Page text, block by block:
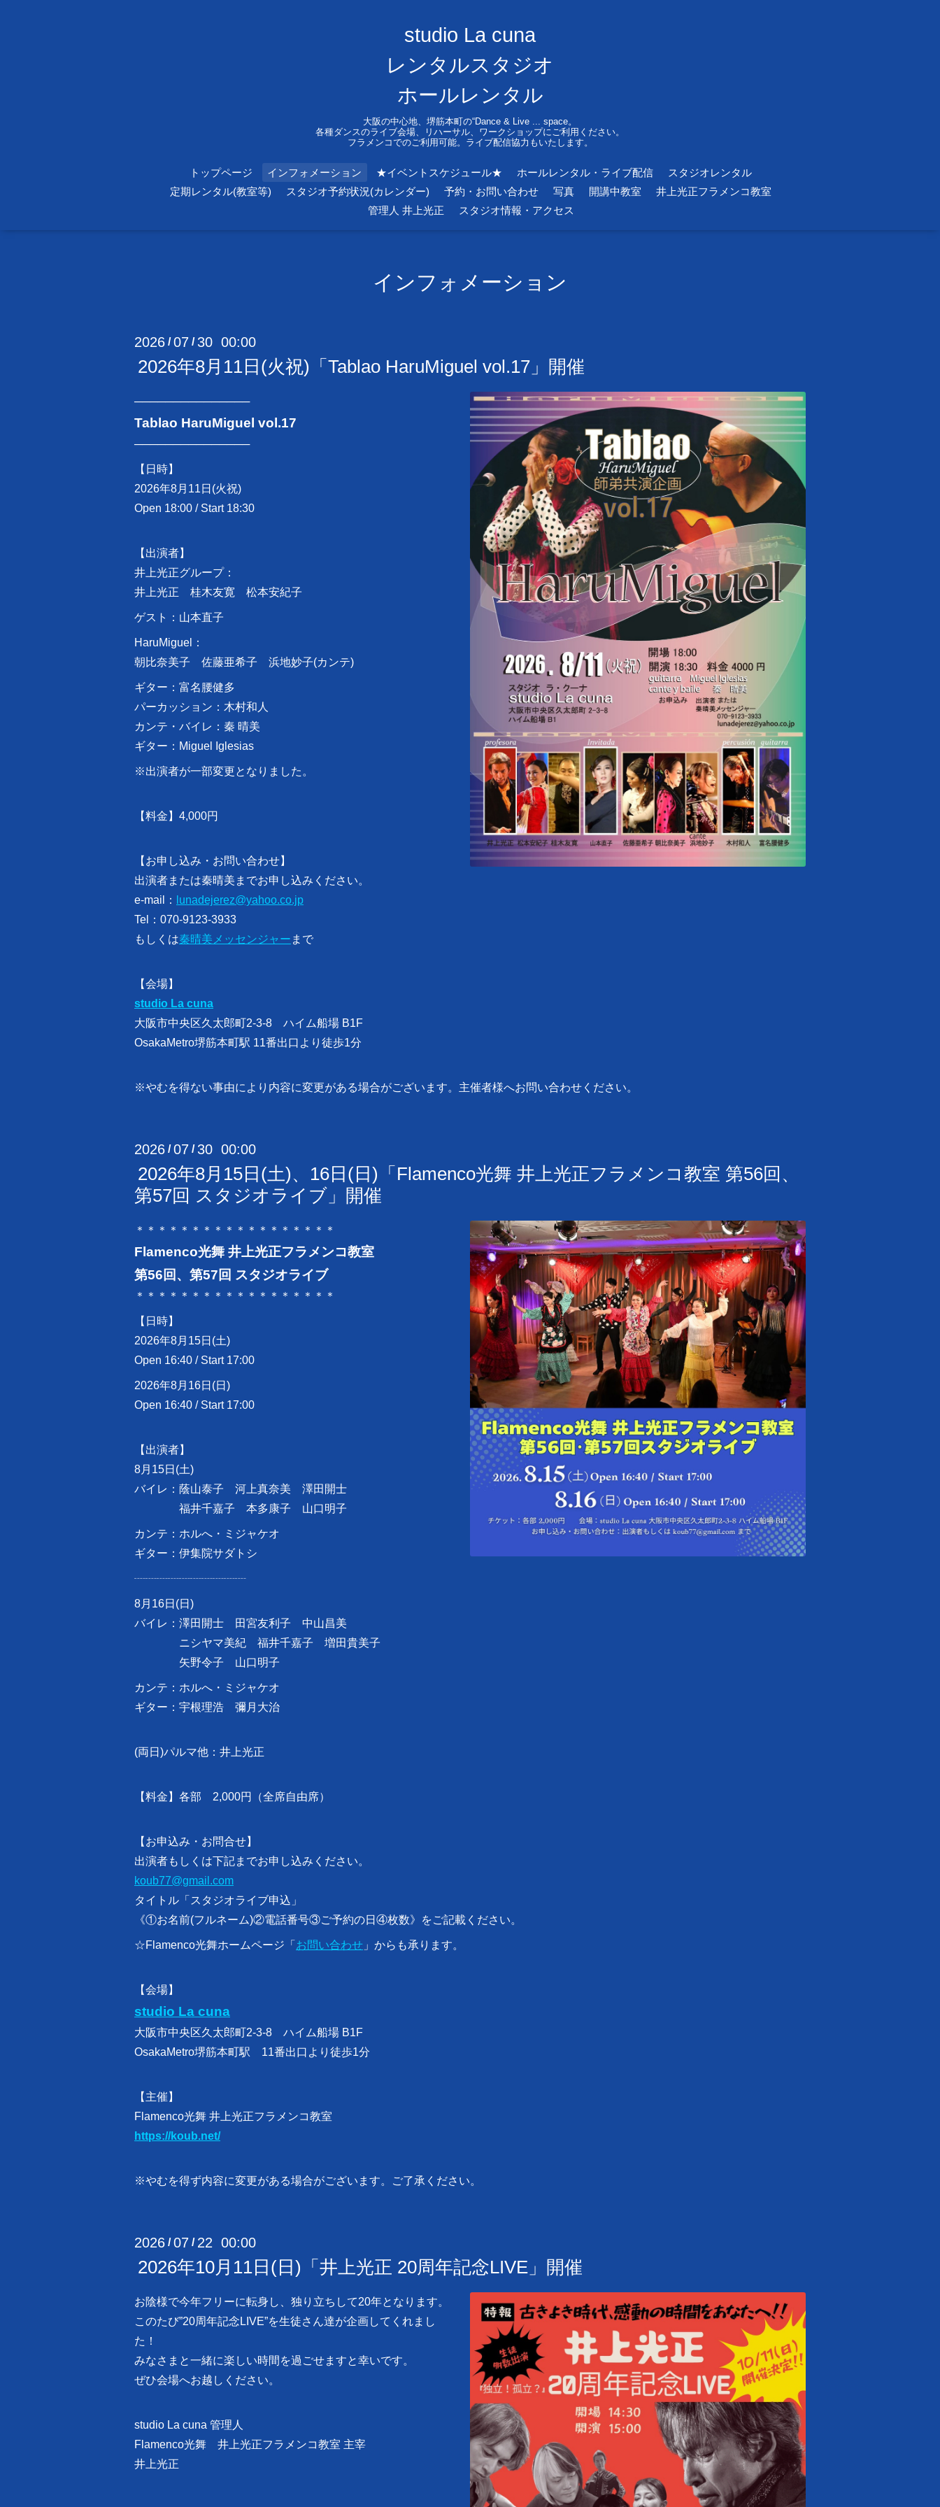
studio La cuna
レンタルスタジオ
ホールレンタル
大阪の中心地、堺筋本町の“Dance & Live ... space。
各種ダンスのライブ会場、リハーサル、ワークショップにご利用ください。
フラメンコでのご利用可能。ライブ配信協力もいたします。
トップページ インフォメーション ★イベントスケジュール★ ホールレンタル・ライブ配信
スタジオレンタル
定期レンタル(教室等)
スタジオ予約状況(カレンダー) 予約・お問い合わせ 写真 開講中教室
井上光正フラメンコ教室
管理人 井上光正
スタジオ情報・アクセス
インフォメーション
2026 /07 / 30 00:00
2026年8月11日(火祝)「Tablao HaruMiguel vol.17」開催
───────────────
Tablao HaruMiguel vol.17
───────────────
【日時】
2026年8月11日(火祝)
Open 18:00 / Start 18:30
【出演者】
井上光正グループ：
井上光正 桂木友寛 松本安紀子
ゲスト：山本直子
HaruMiguel：
朝比奈美子 佐藤亜希子 浜地妙子(カンテ)
ギター：富名腰健多
パーカッション：木村和人
カンテ・バイレ：秦 晴美
ギター：Miguel Iglesias
※出演者が一部変更となりました。
【料金】4,000円
【お申し込み・お問い合わせ】
出演者または秦晴美までお申し込みください。
e-mail：
lunadejerez@yahoo.co.jp
Tel：070-9123-3933
もしくは秦晴美メッセンジャー まで
【会場】
studio La cuna
大阪市中央区久太郎町2-3-8 ハイム船場 B1F
OsakaMetro堺筋本町駅 11番出口より徒歩1分
※やむを得ない事由により内容に変更がある場合がございます。主催者様へお問い合わせください。
2026 /07 / 30 00:00
2026年8月15日(土)、16日(日)「Flamenco光舞 井上光正フラメンコ教室 第56回、
第57回 スタジオライブ」開催
＊＊＊＊＊＊＊＊＊＊＊＊＊＊＊＊＊＊
Flamenco光舞 井上光正フラメンコ教室
第56回、第57回 スタジオライブ
＊＊＊＊＊＊＊＊＊＊＊＊＊＊＊＊＊＊
【日時】
2026年8月15日(土)
Open 16:40 / Start 17:00
2026年8月16日(日)
Open 16:40 / Start 17:00
【出演者】
8月15日(土)
バイレ：蔭山泰子 河上真奈美 澤田開士
福井千嘉子 本多康子 山口明子
カンテ：ホルへ・ミジャケオ
ギター：伊集院サダトシ
┈┈┈┈┈┈┈┈┈┈
8月16日(日)
バイレ：澤田開士 田宮友利子 中山昌美
ニシヤマ美紀 福井千嘉子 増田貴美子
矢野令子 山口明子
カンテ：ホルへ・ミジャケオ
ギター：宇根理浩 彌月大治
(両日)パルマ他：井上光正
【料金】各部 2,000円（全席自由席）
【お申込み・お問合せ】
出演者もしくは下記までお申し込みください。
koub77@gmail.com
タイトル「スタジオライブ申込」
《①お名前(フルネーム)②電話番号③ご予約の日④枚数》をご記載ください。
☆Flamenco光舞ホームページ「 お問い合わせ 」からも承ります。
【会場】
studio La cuna
大阪市中央区久太郎町2-3-8 ハイム船場 B1F
OsakaMetro堺筋本町駅 11番出口より徒歩1分
【主催】
Flamenco光舞 井上光正フラメンコ教室
https://koub.net/
※やむを得ず内容に変更がある場合がございます。ご了承ください。
2026 /07 / 22 00:00
2026年10月11日(日)「井上光正 20周年記念LIVE」開催
お陰様で今年フリーに転身し、独り立ちして20年となります。
このたび”20周年記念LIVE”を生徒さん達が企画してくれまし
た！
みなさまと一緒に楽しい時間を過ごせますと幸いです。
ぜひ会場へお越しください。
studio La cuna 管理人
Flamenco光舞 井上光正フラメンコ教室 主宰
井上光正